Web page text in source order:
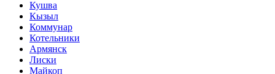
Кушва
Кызыл
Коммунар
Котельники
Армянск
Лиски
Майкоп